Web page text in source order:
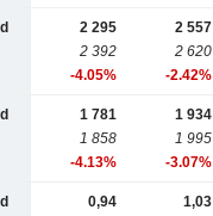
2 295
2 392
-4.05%
2 557
2 620
-2.42%
1 781
1 858
-4.13%
1 934
1 995
-3.07%
0,94
1,03